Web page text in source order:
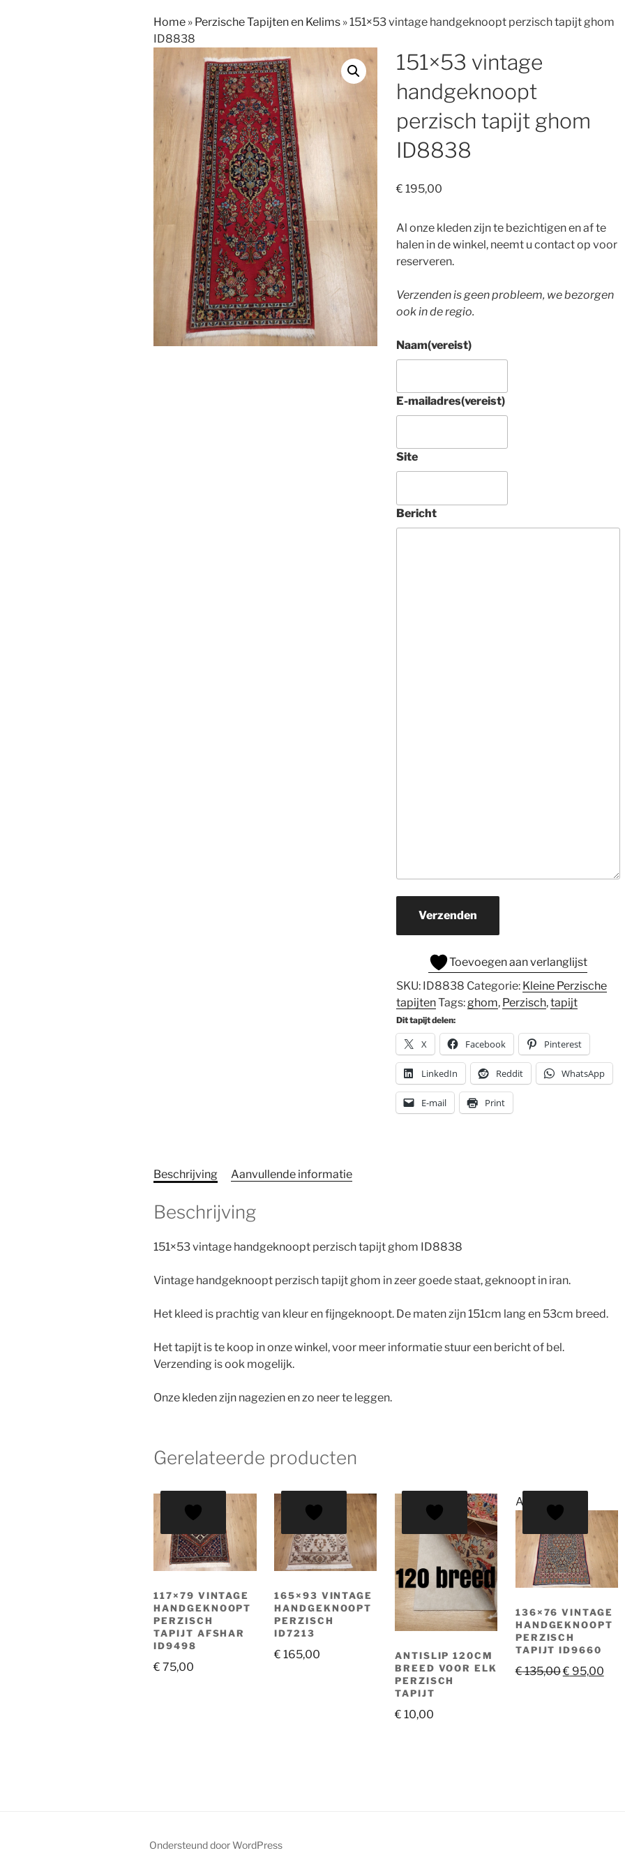
Home » Perzische Tapijten en Kelims »151×53 vintage handgeknoopt perzisch tapijt ghom
ID8838
151×53 vintage
handgeknoopt
perzisch tapijt ghom
ID8838
€ 195,00
Al onze kleden zijn te bezichtigen en af te
halen in de winkel, neemt u contact op voor
reserveren.
Verzenden is geen probleem, we bezorgen
ook in de regio.
Naam(vereist)
E-mailadres(vereist)
Site
Bericht
Verzenden
Toevoegen aan verlanglijst
SKU: ID8838 Categorie: Kleine Perzische
tapijtenTags:ghom, Perzisch,tapijt
Dit tapijt delen:
X Facebook Pinterest
LinkedIn Reddit WhatsApp
E-mail Print
Beschrijving Aanvullende informatie
Beschrijving
151×53 vintage handgeknoopt perzisch tapijt ghom ID8838
Vintage handgeknoopt perzisch tapijt ghom in zeer goede staat, geknoopt in iran.
Het kleed is prachtig van kleur en fijngeknoopt. De maten zijn 151cm lang en 53cm breed.
Het tapijt is te koop in onze winkel, voor meer informatie stuur een bericht of bel.
Verzending is ook mogelijk.
Onze kleden zijn nagezien en zo neer te leggen.
Gerelateerde producten
117×79 VINTAGE
HANDGEKNOOPT
PERZISCH
TAPIJT AFSHAR
ID9498
€ 75,00
165×93 VINTAGE
HANDGEKNOOPT
PERZISCH
ID7213
€ 165,00
ANTISLIP 120CM
BREED VOOR ELK
PERZISCH
TAPIJT
€ 10,00
Aanbieding!
136×76 VINTAGE
HANDGEKNOOPT
PERZISCH
TAPIJT ID9660
€135,00€ 95,00
Deze
Ondersteund door WordPress